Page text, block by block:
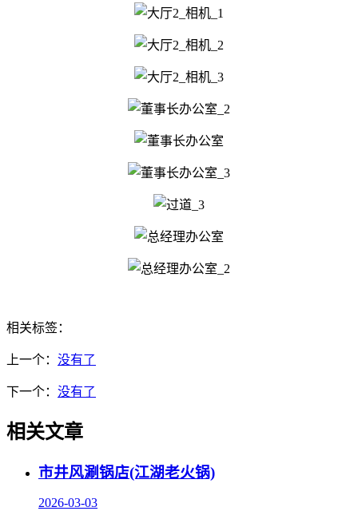
相关标签：
上一个： 没有了
下一个： 没有了
相关文章
市井风涮锅店(江湖老火锅)
2026-03-03